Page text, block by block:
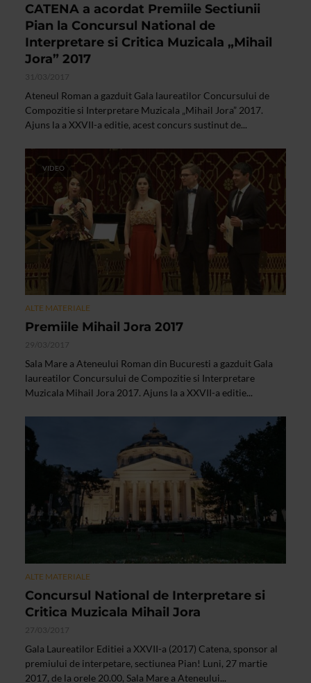
CATENA a acordat Premiile Sectiunii
Pian la Concursul National de
Interpretare si Critica Muzicala „Mihail
Jora” 2017
31/03/2017
Ateneul Roman a gazduit Gala laureatilor Concursului de
Compozitie si Interpretare Muzicala „Mihail Jora” 2017.
Ajuns la a XXVII-a editie, acest concurs sustinut de...
VIDEO
ALTE MATERIALE
Premiile Mihail Jora 2017
29/03/2017
Sala Mare a Ateneului Roman din Bucuresti a gazduit Gala
laureatilor Concursului de Compozitie si Interpretare
Muzicala Mihail Jora 2017. Ajuns la a XXVII-a editie...
ALTE MATERIALE
Concursul National de Interpretare si
Critica Muzicala Mihail Jora
27/03/2017
Gala Laureatilor Editiei a XXVII-a (2017) Catena, sponsor al
premiului de interpetare, sectiunea Pian! Luni, 27 martie
2017, de la orele 20.00, Sala Mare a Ateneului...